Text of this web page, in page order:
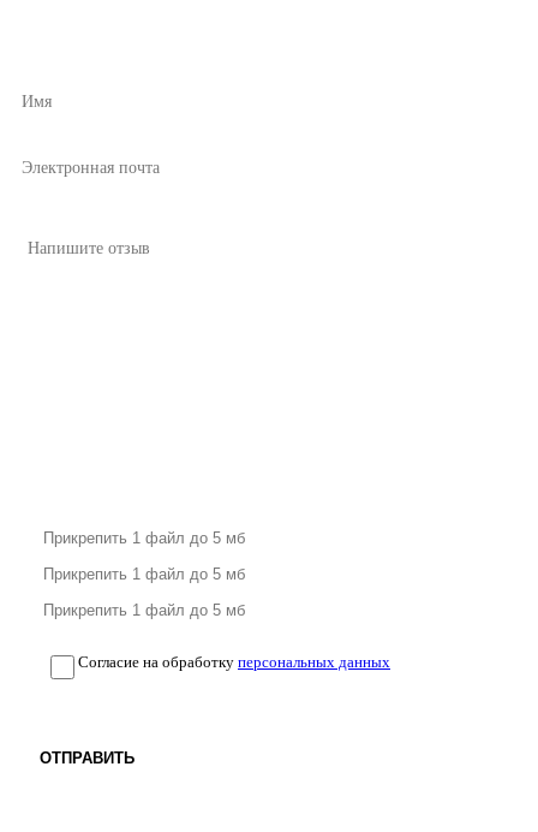
Согласие на обработку персональных данных
ОТПРАВИТЬ